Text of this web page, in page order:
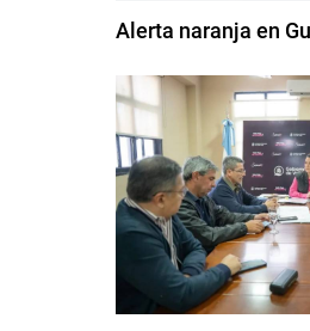
Alerta naranja en